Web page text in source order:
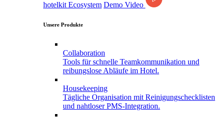
hotelkit Ecosystem Demo Video
Unsere Produkte
Collaboration
Tools für schnelle Teamkommunikation und
reibungslose Abläufe im Hotel.
Housekeeping
Tägliche Organisation mit Reinigungschecklisten
und nahtloser PMS-Integration.